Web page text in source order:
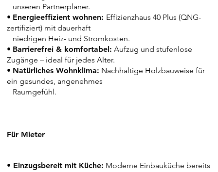
unseren Partnerplaner.
• Energieeffizient wohnen: Effizienzhaus 40 Plus (QNG-
zertifiziert) mit dauerhaft
niedrigen Heiz- und Stromkosten.
• Barrierefrei & komfortabel: Aufzug und stufenlose
Zugänge – ideal für jedes Alter.
• Natürliches Wohnklima: Nachhaltige Holzbauweise für
ein gesundes, angenehmes
Raumgefühl.
Für Mieter
• Einzugsbereit mit Küche: Moderne Einbauküche bereits